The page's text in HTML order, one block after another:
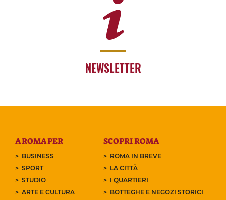
NEWSLETTER
A ROMA PER
BUSINESS
SPORT
STUDIO
ARTE E CULTURA
SCOPRI ROMA
ROMA IN BREVE
LA CITTÀ
I QUARTIERI
BOTTEGHE E NEGOZI STORICI